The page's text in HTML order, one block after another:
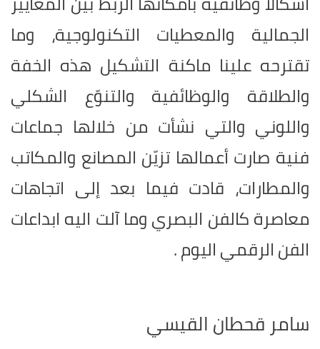
الجمالية والمعطيات التكنولوجية، وما
تقترحه علينا ماكنة التشكيل هذه الخفة
والطلاقة والوظائفية والتنوّع الشكلي
واللوني والتي نشأت من خلالها جماعات
فنية صارت أعمالها تزيّن المصانع والمكاتب
والمطارات، قادت فيما بعد إلى اتجاهات
معاصرة كالفن البصري وما آلت اليه ابداعات
الفن الرقمي اليوم .
سامر قحطان القيسي